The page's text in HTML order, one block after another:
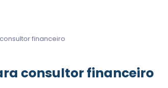
financeiro
consultor financeiro